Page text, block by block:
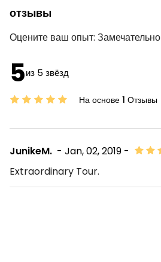
отзывы
Оцените ваш опыт: Замечательно
5из 5 звёзд
На основе 1 Отзывы
- Jan, 02, 2019 -
JunikeM.
Extraordinary Tour.